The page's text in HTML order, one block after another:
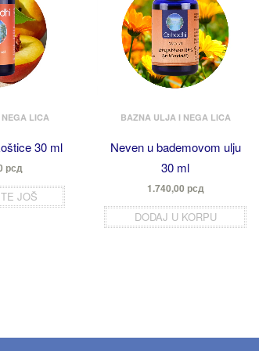
LICA
30 ml
рсд
JOŠ
BAZNA ULJA I NEGA LICA
Neven u bademovom ulju
30 ml
1.740,00 рсд
DODAJ U KORPU